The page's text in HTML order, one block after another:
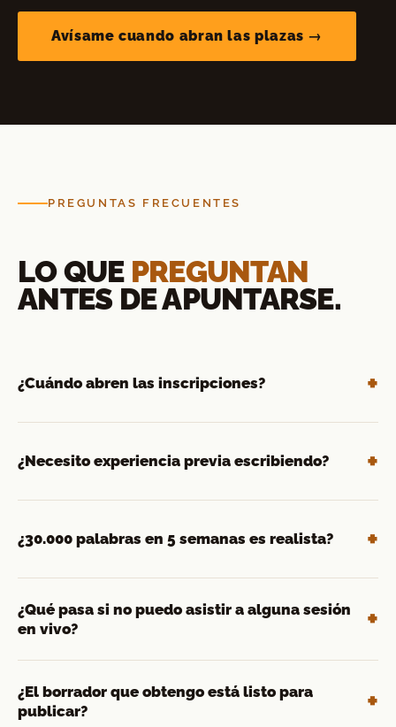
Avísame cuando abran las plazas →
PREGUNTAS FRECUENTES
LO QUE PREGUNTAN
ANTES DE APUNTARSE.
¿Cuándo abren las inscripciones?
¿Necesito experiencia previa escribiendo?
¿30.000 palabras en 5 semanas es realista?
¿Qué pasa si no puedo asistir a alguna sesión
en vivo?
¿El borrador que obtengo está listo para
publicar?